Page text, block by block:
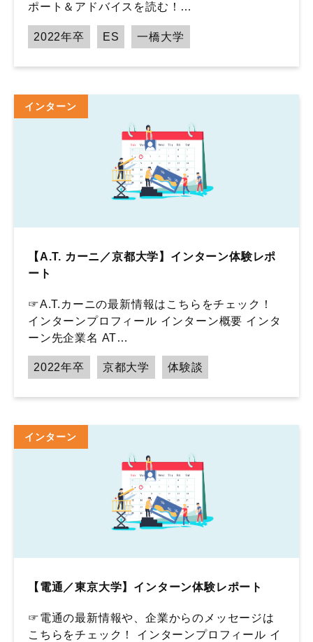
ポート＆アドバイスを読む！…
2022年卒 ES 一橋大学
インターン
【A.T. カーニ／京都大学】インターン体験レポ
ート
☞A.T.カーニの最新情報はこちらをチェック！
インターンプロフィール インターン概要 インタ
ーン先企業名 AT…
2022年卒 京都大学 体験談
インターン
【電通／東京大学】インターン体験レポート
☞電通の最新情報や、企業からのメッセージは
こちらをチェック！ インターンプロフィール イ